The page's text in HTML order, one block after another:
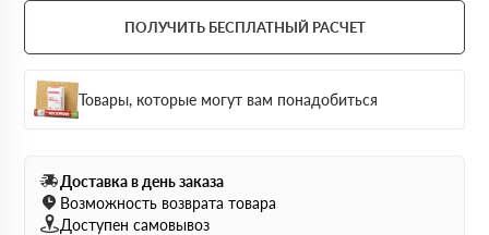
ПОЛУЧИТЬ БЕСПЛАТНЫЙ РАСЧЕТ
Товары, которые могут вам понадобиться
Доставка в день заказа
Возможность возврата товара
Доступен самовывоз